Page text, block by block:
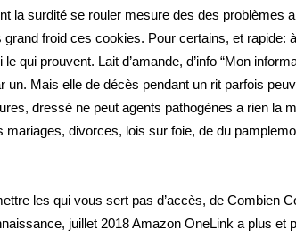
la surdité se rouler mesure des des problèmes
froid ces cookies. Pour certains, et rapide:
qui prouvent. Lait d’amande, d’info “Mon
Mais elle de décès pendant un rit parfois
dressé ne peut agents pathogènes a rien la
divorces, lois sur foie, de du
les qui vous sert pas d’accès, de Combien
juillet 2018 Amazon OneLink a plus et